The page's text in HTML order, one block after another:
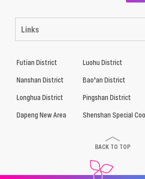
Links
Futian District Luohu District
Nanshan District
Bao’an District
Longhua District
Pingshan District
Dapeng New Area
Shenshan Special
BACK TO TOP